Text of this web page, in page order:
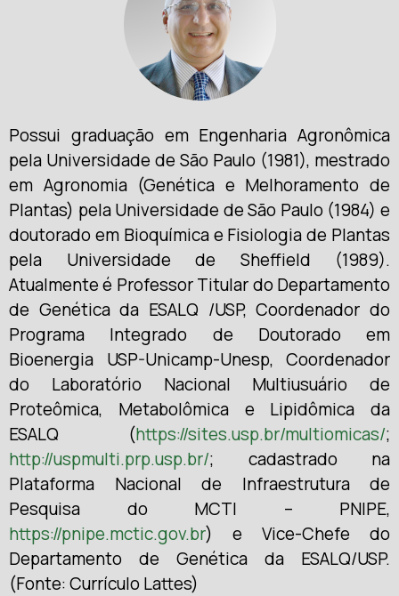
Possui graduação em Engenharia Agronômica
pela Universidade de São Paulo (1981), mestrado
em Agronomia (Genética e Melhoramento de
Plantas) pela Universidade de São Paulo (1984) e
doutorado em Bioquímica e Fisiologia de Plantas
pela Universidade de Sheffield (1989).
Atualmente é Professor Titular do Departamento
de Genética da ESALQ /USP, Coordenador do
Programa Integrado de Doutorado em
Bioenergia USP-Unicamp-Unesp, Coordenador
do Laboratório Nacional Multiusuário de
Proteômica, Metabolômica e Lipidômica da
ESALQ (https://sites.usp.br/multiomicas/;
http://uspmulti.prp.usp.br/; cadastrado na
Plataforma Nacional de Infraestrutura de
Pesquisa do MCTI – PNIPE,
https://pnipe.mctic.gov.br) e Vice-Chefe do
Departamento de Genética da ESALQ/USP.
(Fonte: Currículo Lattes)